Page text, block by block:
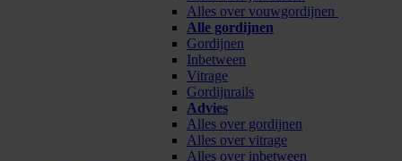
Alles over vouwgordijnen
Alle gordijnen
Gordijnen
Inbetween
Vitrage
Gordijnrails
Advies
Alles over gordijnen
Alles over vitrage
Alles over inbetween